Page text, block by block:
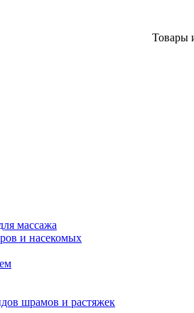
Товары
массажа
и насекомых
шрамов и растяжек